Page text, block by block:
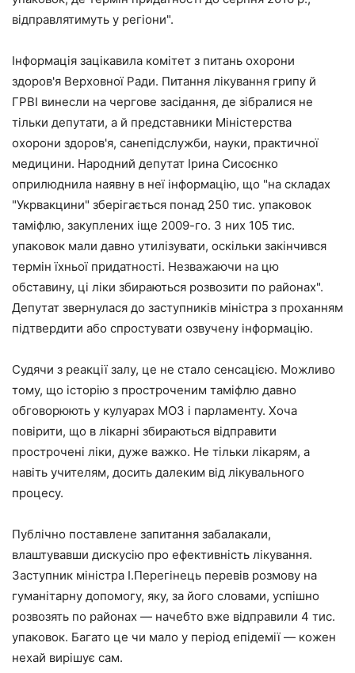
відправлятимуть у регіони".
Інформація зацікавила комітет з питань охорони
здоров'я Верховної Ради. Питання лікування грипу й
ГРВІ винесли на чергове засідання, де зібралися не
тільки депутати, а й представники Міністерства
охорони здоров'я, санепідслужби, науки, практичної
медицини. Народний депутат Ірина Сисоєнко
оприлюднила наявну в неї інформацію, що "на складах
"Укрвакцини" зберігається понад 250 тис. упаковок
таміфлю, закуплених іще 2009-го. З них 105 тис.
упаковок мали давно утилізувати, оскільки закінчився
термін їхньої придатності. Незважаючи на цю
обставину, ці ліки збираються розвозити по районах".
Депутат звернулася до заступників міністра з проханням
підтвердити або спростувати озвучену інформацію.
Судячи з реакції залу, це не стало сенсацією. Можливо
тому, що історію з простроченим таміфлю давно
обговорюють у кулуарах МОЗ і парламенту. Хоча
повірити, що в лікарні збираються відправити
прострочені ліки, дуже важко. Не тільки лікарям, а
навіть учителям, досить далеким від лікувального
процесу.
Публічно поставлене запитання забалакали,
влаштувавши дискусію про ефективність лікування.
Заступник міністра І.Перегінець перевів розмову на
гуманітарну допомогу, яку, за його словами, успішно
розвозять по районах — начебто вже відправили 4 тис.
упаковок. Багато це чи мало у період епідемії — кожен
нехай вирішує сам.